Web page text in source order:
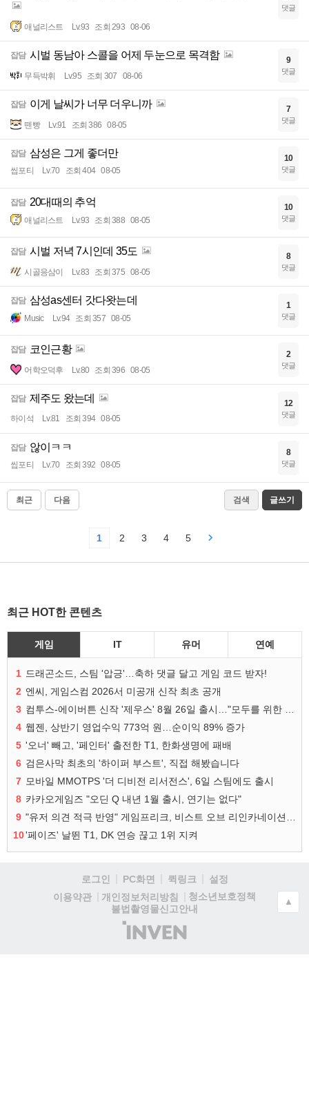
애널리스트 Lv.93 조회 293 08-06
댓글
잡담 시벌 동남아 스콜을 어제 두눈으로 목격함
무득박휘 Lv.95 조회 307 08-06
9
댓글
잡담 이게 날씨가 너무 더우니까
뗀빵 Lv.91 조회 386 08-05
7
댓글
잡담 삼성은 그게 좋더만
씹포티 Lv.70 조회 404 08-05
10
댓글
잡담 20대때의 추억
애널리스트 Lv.93 조회 388 08-05
10
댓글
잡담 시벌 저녁 7시인데 35도
시골응삼이 Lv.83 조회 375 08-05
8
댓글
잡담 삼성as센터 갓다왓는데
Music Lv.94 조회 357 08-05
1
댓글
잡담 코인근황
어학오덕후 Lv.80 조회 396 08-05
2
댓글
잡담 제주도 왔는데
하이석 Lv.81 조회 394 08-05
12
댓글
잡담 않이ㅋㅋ
씹포티 Lv.70 조회 392 08-05
8
댓글
최근 다음 검색 글쓰기
1 2 3 4 5
최근 HOT한 콘텐츠
게임 IT 유머 연예
1 드래곤소드, 스팀 '압긍'…축하 댓글 달고 게임 코드 받자!
2 엔씨, 게임스컴 2026서 미공개 신작 최초 공개
3
4 웹젠, 상반기 영업수익 773억 원…순이익 89% 증가
5 '오너' 빼고, '페인터' 출전한 T1, 한화생명에 패배
6 검은사막 최초의 '하이퍼 부스트', 직접 해봤습니다
7 모바일 MMOTPS '더 디비전 리서전스', 6일 스팀에도 출시
8 카카오게임즈 "오딘 Q 내년 1월 출시, 연기는 없다"
9
10'페이즈' 날뛴 T1, DK 연승 끊고 1위 지켜
로그인 PC화면 퀵링크
설정
이용약관
개인정보처리방침
청소년보호정책
불법촬영물신고안내
(주)
인
▲